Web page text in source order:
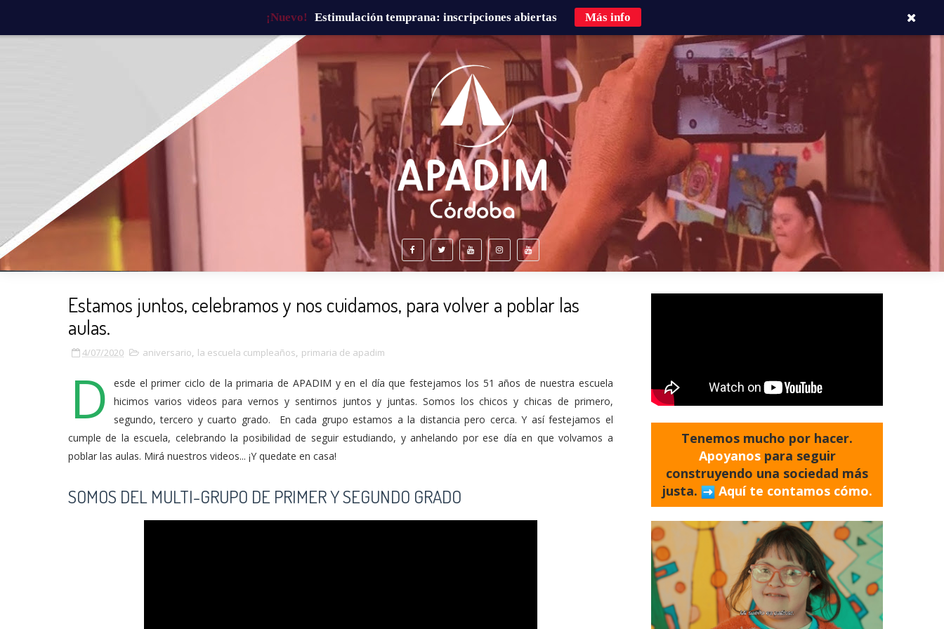
¡Nuevo! Estimulación temprana: inscripciones abiertas Más info
¿QUÉ HACEMOS? FAMILIAS CURSOS DE FORMACIÓN
Estamos juntos, celebramos y nos cuidamos, para volver a poblar las
aulas.
4/07/2020 aniversario, la escuela cumpleaños, primaria de apadim
D
esde el primer ciclo de la primaria de APADIM y en el día que festejamos los 51 años de nuestra escuela
hicimos varios videos para vernos y sentirnos juntos y juntas. Somos los chicos y chicas de primero,
segundo, tercero y cuarto grado. En cada grupo estamos a la distancia pero cerca. Y así festejamos el
cumple de la escuela, celebrando la posibilidad de seguir estudiando, y anhelando por ese día en que volvamos a
poblar las aulas. Mirá nuestros videos... ¡Y quedate en casa!
SOMOS DEL MULTI-GRUPO DE PRIMER Y SEGUNDO GRADO
Tenemos mucho por hacer.
Apoyanos para seguir
construyendo una sociedad más
justa.
Aquí te contamos cómo.